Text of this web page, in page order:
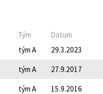
Tým Datum
tým A 29.3.2023
tým A 27.9.2017
tým A 15.9.2016